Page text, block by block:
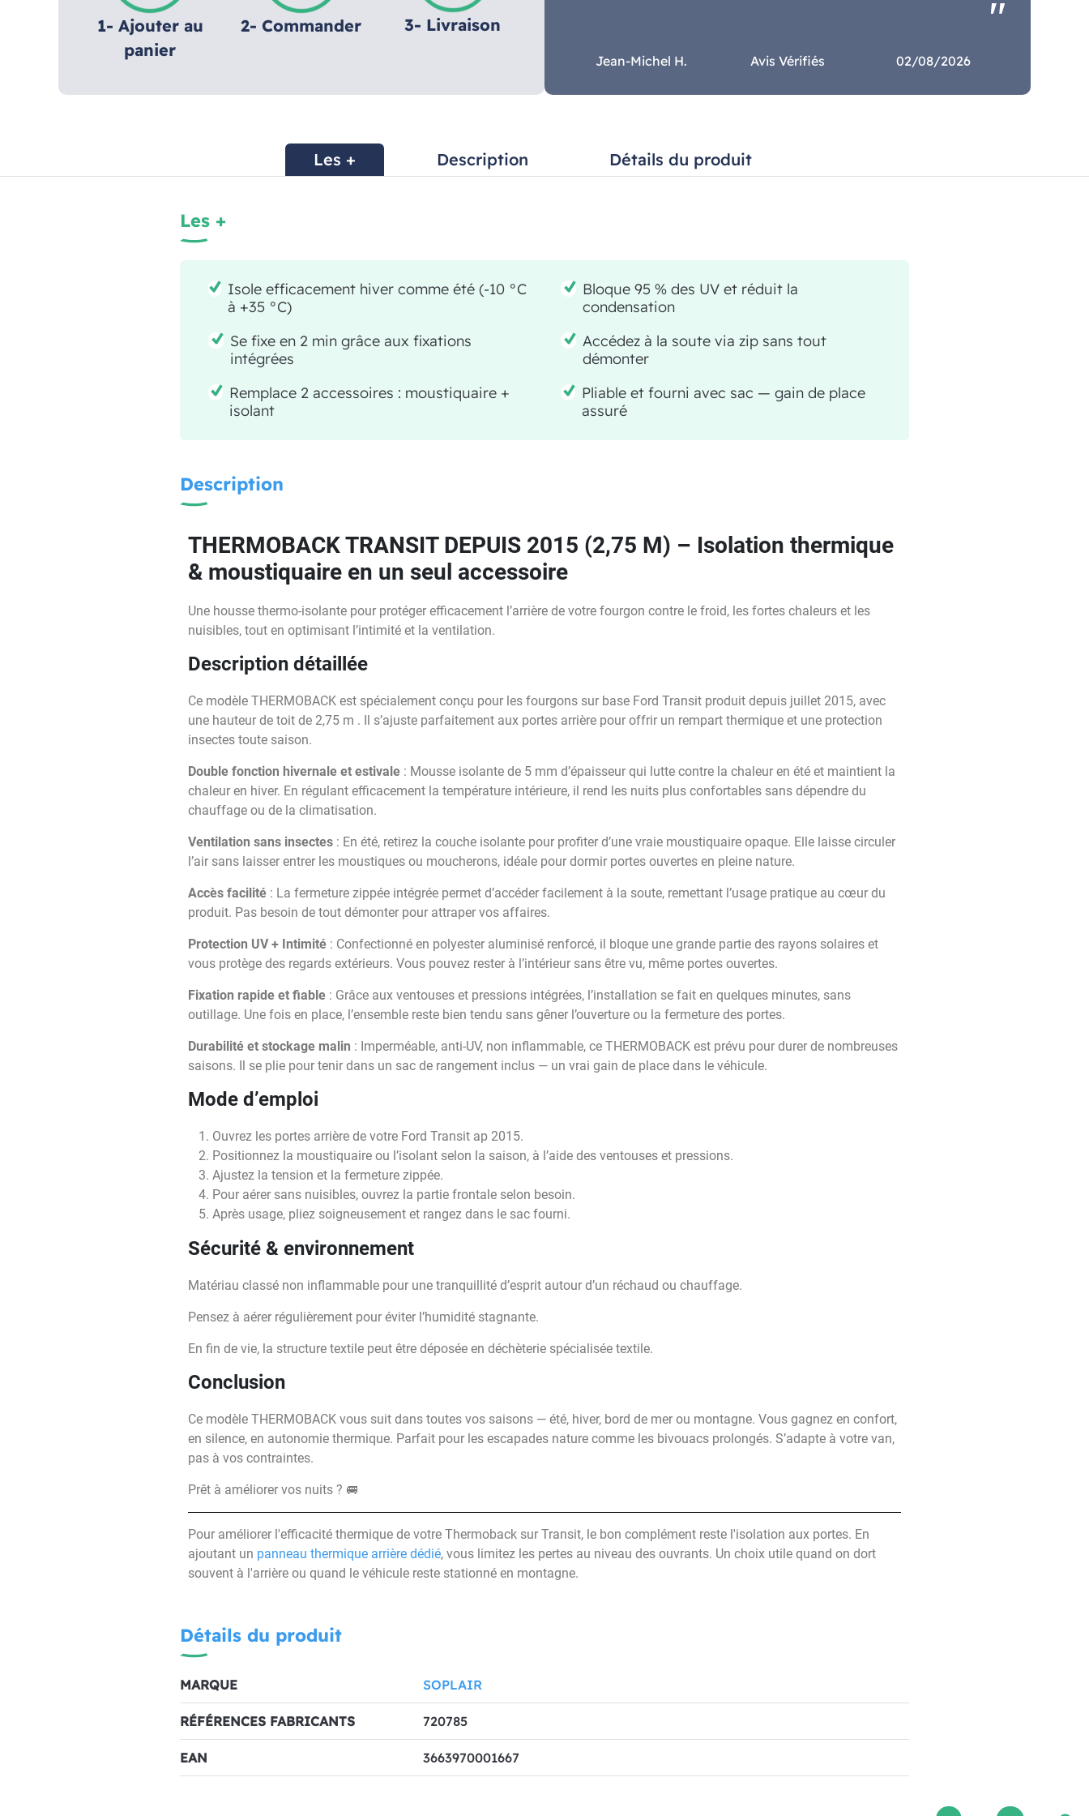
1- Ajouter au
panier
2- Commander 3- Livraison
Jean-Michel H. Avis Vérifiés 02/08/2026
Les + Description Détails du produit
Les +
Isole efficacement hiver comme été (-10 °C
à +35 °C)
Bloque 95 % des UV et réduit la
condensation
Se fixe en 2 min grâce aux fixations
intégrées
Accédez à la soute via zip sans tout
démonter
Remplace 2 accessoires : moustiquaire +
isolant
Pliable et fourni avec sac — gain de place
assuré
Description
THERMOBACK TRANSIT DEPUIS 2015 (2,75 M) – Isolation thermique
& moustiquaire en un seul accessoire
Une housse thermo-isolante pour protéger efficacement l’arrière de votre fourgon contre le froid, les fortes chaleurs et les
nuisibles, tout en optimisant l’intimité et la ventilation.
Description détaillée
Ce modèle THERMOBACK est spécialement conçu pour les fourgons sur base Ford Transit produit depuis juillet 2015, avec
une hauteur de toit de 2,75 m . Il s’ajuste parfaitement aux portes arrière pour offrir un rempart thermique et une protection
insectes toute saison.
Double fonction hivernale et estivale : Mousse isolante de 5 mm d’épaisseur qui lutte contre la chaleur en été et maintient la
chaleur en hiver. En régulant efficacement la température intérieure, il rend les nuits plus confortables sans dépendre du
chauffage ou de la climatisation.
Ventilation sans insectes : En été, retirez la couche isolante pour profiter d’une vraie moustiquaire opaque. Elle laisse circuler
l’air sans laisser entrer les moustiques ou moucherons, idéale pour dormir portes ouvertes en pleine nature.
Accès facilité : La fermeture zippée intégrée permet d’accéder facilement à la soute, remettant l’usage pratique au cœur du
produit. Pas besoin de tout démonter pour attraper vos affaires.
Protection UV + Intimité : Confectionné en polyester aluminisé renforcé, il bloque une grande partie des rayons solaires et
vous protège des regards extérieurs. Vous pouvez rester à l’intérieur sans être vu, même portes ouvertes.
Fixation rapide et fiable : Grâce aux ventouses et pressions intégrées, l’installation se fait en quelques minutes, sans
outillage. Une fois en place, l’ensemble reste bien tendu sans gêner l’ouverture ou la fermeture des portes.
Durabilité et stockage malin : Imperméable, anti-UV, non inflammable, ce THERMOBACK est prévu pour durer de nombreuses
saisons. Il se plie pour tenir dans un sac de rangement inclus — un vrai gain de place dans le véhicule.
Mode d’emploi
Ouvrez les portes arrière de votre Ford Transit ap 2015.
Positionnez la moustiquaire ou l’isolant selon la saison, à l’aide des ventouses et pressions.
Ajustez la tension et la fermeture zippée.
Pour aérer sans nuisibles, ouvrez la partie frontale selon besoin.
Après usage, pliez soigneusement et rangez dans le sac fourni.
Sécurité & environnement
Matériau classé non inflammable pour une tranquillité d’esprit autour d’un réchaud ou chauffage.
Pensez à aérer régulièrement pour éviter l’humidité stagnante.
En fin de vie, la structure textile peut être déposée en déchèterie spécialisée textile.
Conclusion
Ce modèle THERMOBACK vous suit dans toutes vos saisons — été, hiver, bord de mer ou montagne. Vous gagnez en confort,
en silence, en autonomie thermique. Parfait pour les escapades nature comme les bivouacs prolongés. S’adapte à votre van,
pas à vos contraintes.
Prêt à améliorer vos nuits ? 🚐
Pour améliorer l'efficacité thermique de votre Thermoback sur Transit, le bon complément reste l'isolation aux portes. En
ajoutant un panneau thermique arrière dédié, vous limitez les pertes au niveau des ouvrants. Un choix utile quand on dort
souvent à l'arrière ou quand le véhicule reste stationné en montagne.
Détails du produit
MARQUE SOPLAIR
RÉFÉRENCES FABRICANTS 720785
EAN 3663970001667